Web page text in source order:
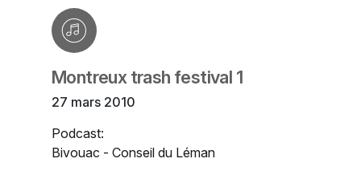
Montreux trash festival 1
27 mars 2010
Podcast:
Bivouac - Conseil du Léman